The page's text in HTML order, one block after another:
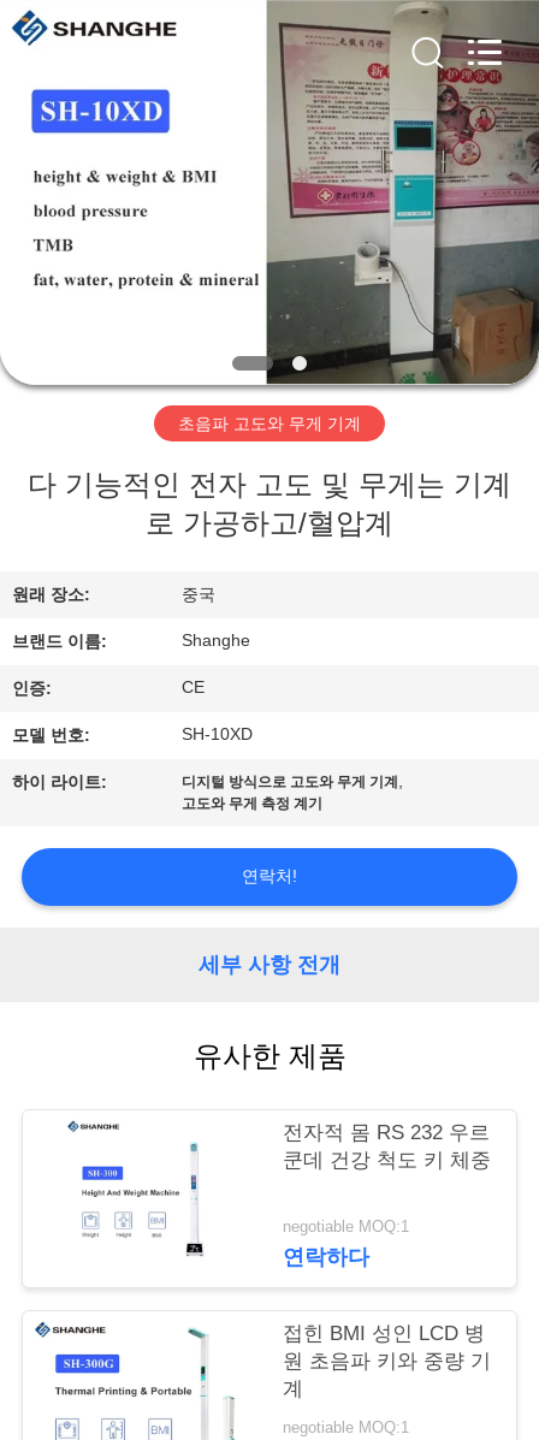
집
제
비
디
우
리
에
관
한
것
어
관
2019
2026
electronic
technology
Reserved.
초음파 고도와 무게 기계
다 기능적인 전자 고도 및 무게는 기계
로 가공하고/혈압계
원래 장소: 중국
브랜드 이름: Shanghe
인증: CE
모델 번호: SH-10XD
하이 라이트: 디지털 방식으로 고도와 무게 기계 ,
고도와 무게 측정 계기
연락처!
세부 사항 전개
유사한 제품
전자적 몸 RS 232 우르
쿤데 건강 척도 키 체중
negotiable MOQ:1
연락하다
접힌 BMI 성인 LCD 병
원 초음파 키와 중량 기
계
negotiable MOQ:1